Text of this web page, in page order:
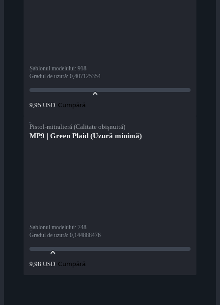
Șablonul modelului: 918
Gradul de uzură: 0,407125354
9,95 USD Cumpără
Pistol-mitralieră (Calitate obișnuită)
MP9 | Green Plaid (Uzură minimă)
Șablonul modelului: 748
Gradul de uzură: 0,144888476
9,98 USD Cumpără